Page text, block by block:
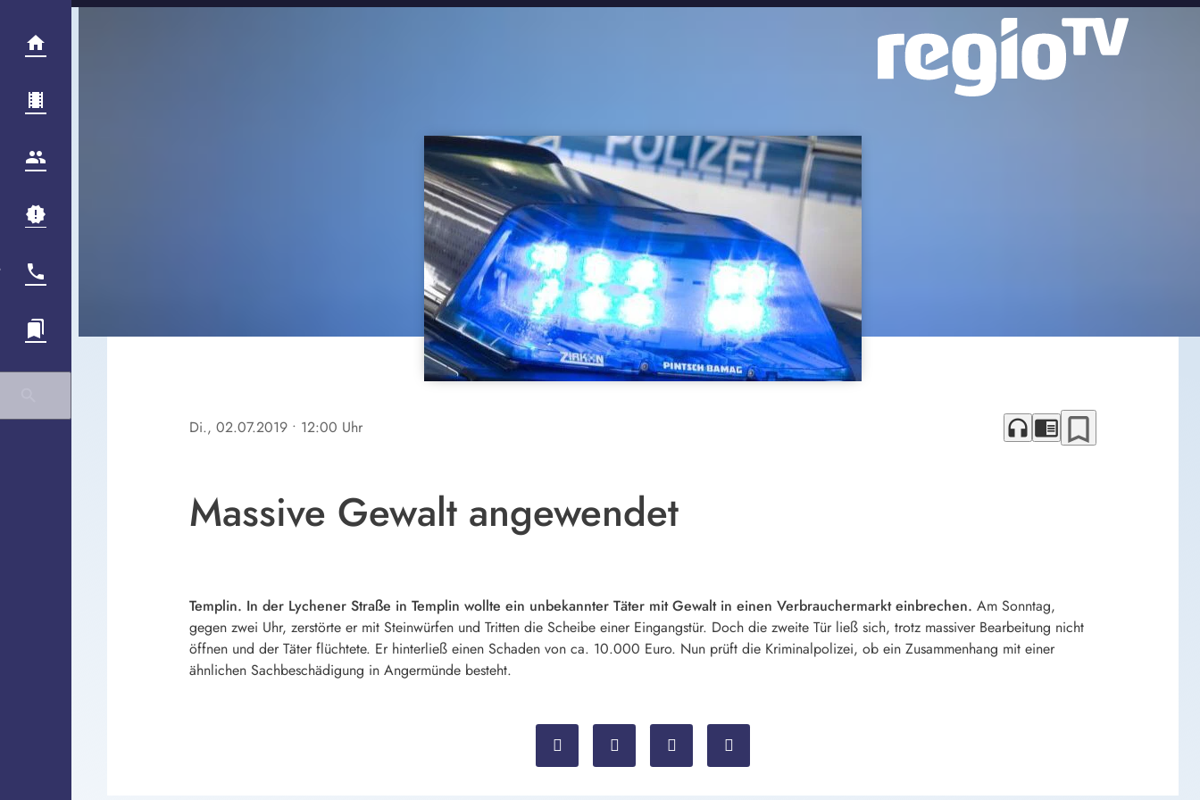
Di., 02.07.2019 • 12:00 Uhr headphones chrome_reader_mode bookmark_border
Massive Gewalt angewendet
Templin. In der Lychener Straße in Templin wollte ein unbekannter Täter mit Gewalt in einen Verbrauchermarkt einbrechen. Am Sonntag,
gegen zwei Uhr, zerstörte er mit Steinwürfen und Tritten die Scheibe einer Eingangstür. Doch die zweite Tür ließ sich, trotz massiver Bearbeitung nicht
öffnen und der Täter flüchtete. Er hinterließ einen Schaden von ca. 10.000 Euro. Nun prüft die Kriminalpolizei, ob ein Zusammenhang mit einer
ähnlichen Sachbeschädigung in Angermünde besteht.